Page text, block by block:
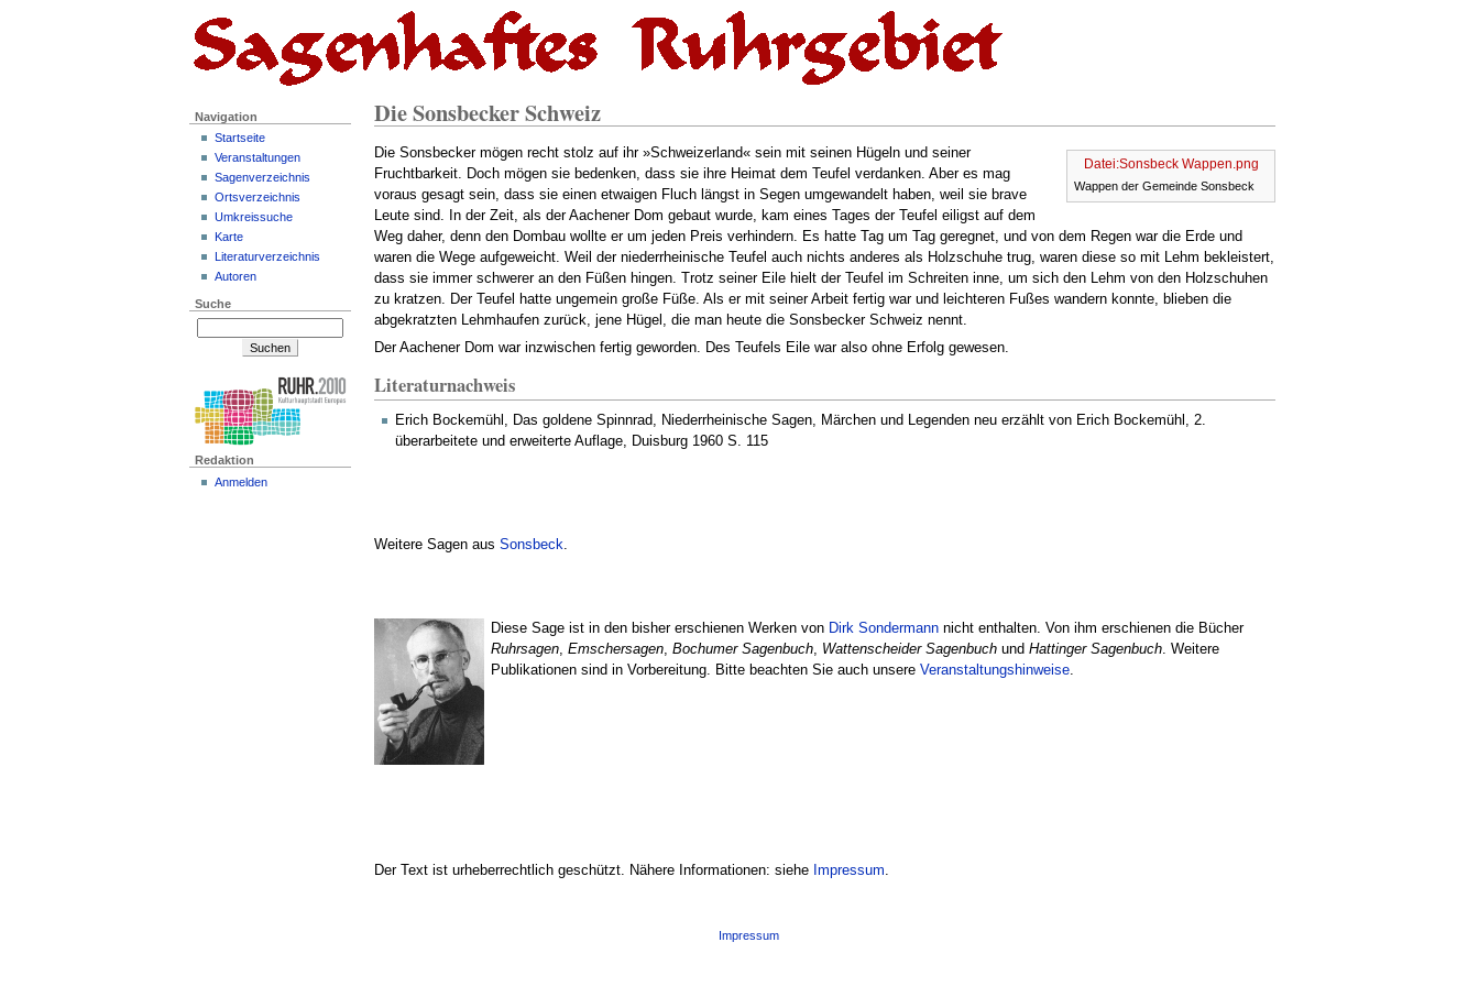
Die Sonsbecker Schweiz
Datei:Sonsbeck Wappen.png
Wappen der Gemeinde Sonsbeck
Die Sonsbecker mögen recht stolz auf ihr »Schweizerland« sein mit seinen Hügeln und seiner
Fruchtbarkeit. Doch mögen sie bedenken, dass sie ihre Heimat dem Teufel verdanken. Aber es mag
voraus gesagt sein, dass sie einen etwaigen Fluch längst in Segen umgewandelt haben, weil sie brave
Leute sind. In der Zeit, als der Aachener Dom gebaut wurde, kam eines Tages der Teufel eiligst auf dem
Weg daher, denn den Dombau wollte er um jeden Preis verhindern. Es hatte Tag um Tag geregnet, und von dem Regen war die Erde und
waren die Wege aufgeweicht. Weil der niederrheinische Teufel auch nichts anderes als Holzschuhe trug, waren diese so mit Lehm bekleistert,
dass sie immer schwerer an den Füßen hingen. Trotz seiner Eile hielt der Teufel im Schreiten inne, um sich den Lehm von den Holzschuhen
zu kratzen. Der Teufel hatte ungemein große Füße. Als er mit seiner Arbeit fertig war und leichteren Fußes wandern konnte, blieben die
abgekratzten Lehmhaufen zurück, jene Hügel, die man heute die Sonsbecker Schweiz nennt.
Der Aachener Dom war inzwischen fertig geworden. Des Teufels Eile war also ohne Erfolg gewesen.
Literaturnachweis
Erich Bockemühl, Das goldene Spinnrad, Niederrheinische Sagen, Märchen und Legenden neu erzählt von Erich Bockemühl, 2.
überarbeitete und erweiterte Auflage, Duisburg 1960 S. 115
Weitere Sagen aus Sonsbeck.
Diese Sage ist in den bisher erschienen Werken von Dirk Sondermannnicht enthalten. Von ihm erschienen die Bücher
Ruhrsagen, Emschersagen, Bochumer Sagenbuch, Wattenscheider Sagenbuchund Hattinger Sagenbuch. Weitere
Publikationen sind in Vorbereitung. Bitte beachten Sie auch unsere Veranstaltungshinweise.
Der Text ist urheberrechtlich geschützt. Nähere Informationen: siehe Impressum
Navigation
Startseite
Veranstaltungen
Sagenverzeichnis
Ortsverzeichnis
Umkreissuche
Karte
Literaturverzeichnis
Autoren
Suche
Redaktion
Anmelden
Impressum